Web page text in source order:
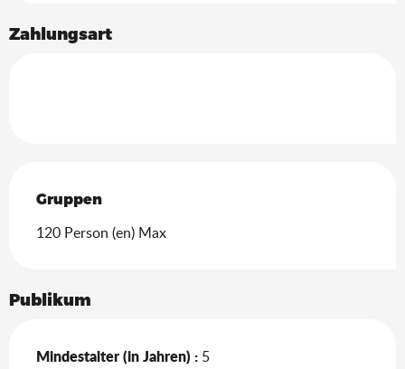
Zahlungsart
Gruppen
Gruppen
120 Person (en) Max
Publikum
Mindestalter (in Jahren) : 5